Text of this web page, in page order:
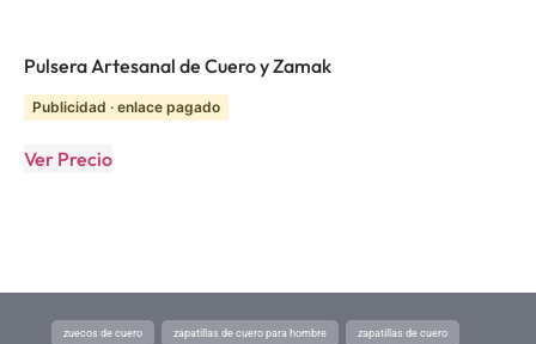
Pulsera Artesanal de Cuero y Zamak
Publicidad · enlace pagado
Ver Precio
zuecos de cuero zapatillas de cuero para hombre zapatillas de cuero